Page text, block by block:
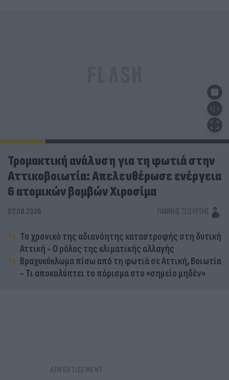
Τρομακτική ανάλυση για τη φωτιά στην
Αττικοβοιωτία: Απελευθέρωσε ενέργεια
6 ατομικών βομβών Χιροσίμα
07.08.2026 ΓΙΆΝΝΗΣ ΤΣΟΎΡΤΗΣ
Το χρονικό της αδιανόητης καταστροφής στη δυτική
Αττική - Ο ρόλος της κλιματικής αλλαγής
Βραχυκύκλωμα πίσω από τη φωτιά σε Αττική, Βοιωτία
- Τι αποκαλύπτει το πόρισμα στο «σημείο μηδέν»